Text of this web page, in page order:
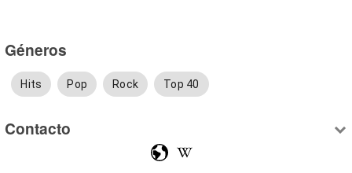
Géneros
Hits Pop Rock Top 40
Contacto